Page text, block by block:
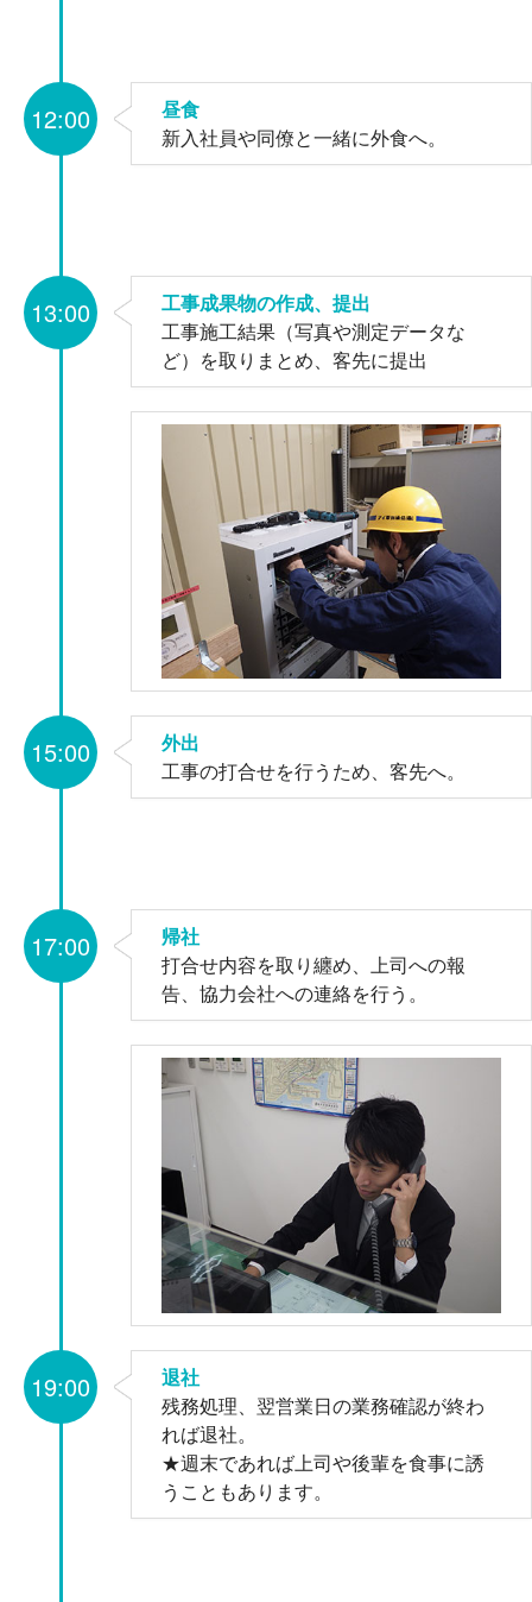
昼食
新入社員や同僚と一緒に外食へ。
12:00
工事成果物の作成、提出
工事施工結果（写真や測定データな
ど）を取りまとめ、客先に提出
13:00
外出
工事の打合せを行うため、客先へ。
15:00
帰社
打合せ内容を取り纏め、上司への報
告、協力会社への連絡を行う。
17:00
退社
残務処理、翌営業日の業務確認が終わ
れば退社。
★週末であれば上司や後輩を食事に誘
うこともあります。
19:00